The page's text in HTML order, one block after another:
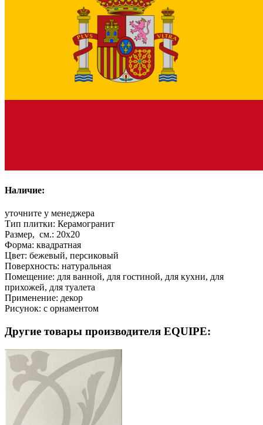
Наличие:
уточните у менеджера
Тип плитки: Керамогранит
Размер, см.: 20x20
Форма: квадратная
Цвет: бежевый, персиковый
Поверхность: натуральная
Помещение: для ванной, для гостиной, для кухни, для
прихожей, для туалета
Применение: декор
Рисунок: с орнаментом
Другие товары производителя EQUIPE: